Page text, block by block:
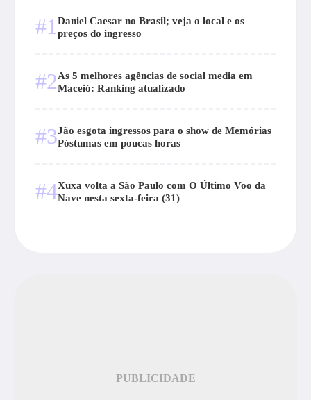
#1 Daniel Caesar no Brasil; veja o local e os
preços do ingresso
#2As 5 melhores agências de social media em
Maceió: Ranking atualizado
#3Jão esgota ingressos para o show de Memórias
Póstumas em poucas horas
#4Xuxa volta a São Paulo com O Último Voo da
Nave nesta sexta-feira (31)
PUBLICIDADE